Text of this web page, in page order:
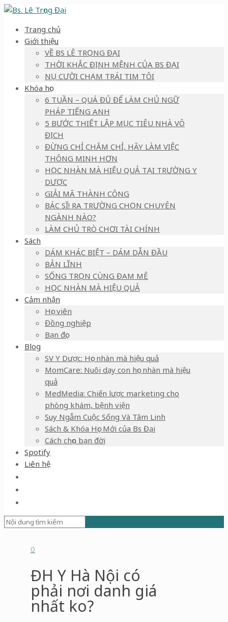
Trang chủ
Giới thiệu
VỀ BS LÊ TRỌNG ĐẠI
THỜI KHẮC ĐỊNH MỆNH CỦA BS ĐẠI
NỤ CƯỜI CHẠM TRÁI TIM TÔI
Khóa học
6 TUẦN – QUÁ ĐỦ ĐỂ LÀM CHỦ NGỮ
PHÁP TIẾNG ANH
5 BƯỚC THIẾT LẬP MỤC TIÊU NHÀ VÔ
ĐỊCH
ĐỪNG CHỈ CHĂM CHỈ, HÃY LÀM VIỆC
THÔNG MINH HƠN
HỌC NHÀN MÀ HIỆU QUẢ TẠI TRƯỜNG Y
DƯỢC
GIẢI MÃ THÀNH CÔNG
BÁC SĨ! RA TRƯỜNG CHỌN CHUYÊN
NGÀNH NÀO?
LÀM CHỦ TRÒ CHƠI TÀI CHÍNH
Sách
DÁM KHÁC BIỆT – DÁM DẪN ĐẦU
BẢN LĨNH
SỐNG TRỌN CÙNG ĐAM MÊ
HỌC NHÀN MÀ HIỆU QUẢ
Cảm nhận
Học viên
Đồng nghiệp
Bạn đọc
Blog
SV Y Dược: Học nhàn mà hiệu quả
MomCare: Nuôi dạy con học nhàn mà hiệu
quả
MedMedia: Chiến lược marketing cho
phòng khám, bệnh viện
Suy Ngẫm Cuộc Sống Và Tâm Linh
Sách & Khóa Học Mới của Bs Đại
Cách chọn bạn đời
Spotify
Liên hệ
0
ĐH Y Hà Nội có
phải nơi danh giá
nhất ko?